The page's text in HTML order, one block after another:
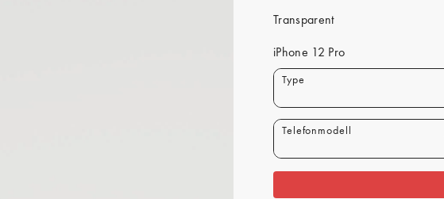
Transparent
iPhone 12 Pro